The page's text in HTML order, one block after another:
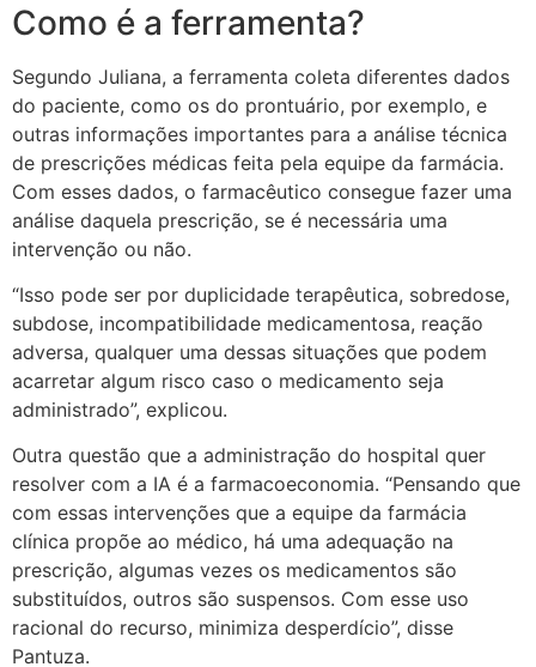
Como é a ferramenta?
Segundo Juliana, a ferramenta coleta diferentes dados
do paciente, como os do prontuário, por exemplo, e
outras informações importantes para a análise técnica
de prescrições médicas feita pela equipe da farmácia.
Com esses dados, o farmacêutico consegue fazer uma
análise daquela prescrição, se é necessária uma
intervenção ou não.
“Isso pode ser por duplicidade terapêutica, sobredose,
subdose, incompatibilidade medicamentosa, reação
adversa, qualquer uma dessas situações que podem
acarretar algum risco caso o medicamento seja
administrado”, explicou.
Outra questão que a administração do hospital quer
resolver com a IA é a farmacoeconomia. “Pensando que
com essas intervenções que a equipe da farmácia
clínica propõe ao médico, há uma adequação na
prescrição, algumas vezes os medicamentos são
substituídos, outros são suspensos. Com esse uso
racional do recurso, minimiza desperdício”, disse
Pantuza.